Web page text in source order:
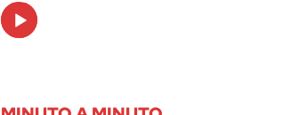
Audio
Player